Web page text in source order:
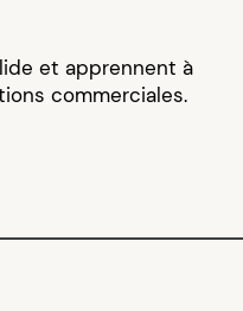
et apprennent à
commerciales.